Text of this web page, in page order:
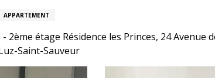
APPARTEMENT
2ème étage Résidence les Princes, 24 Avenue
Saint-Sauveur